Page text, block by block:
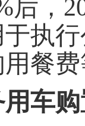
后，
执
餐
用车